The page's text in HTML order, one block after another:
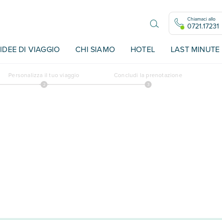
Chiamaci allo
0721.17231
IDEE DI VIAGGIO CHI SIAMO HOTEL LAST MINUTE
Personalizza il tuo viaggio Concludi la prenotazione